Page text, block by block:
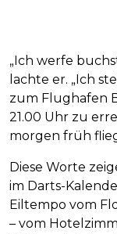
„Ich werfe
lachte er. „Ich
zum Flughafen
21.00 Uhr zu
morgen früh
Diese Worte
im Darts-
Eiltempo vom
– vom